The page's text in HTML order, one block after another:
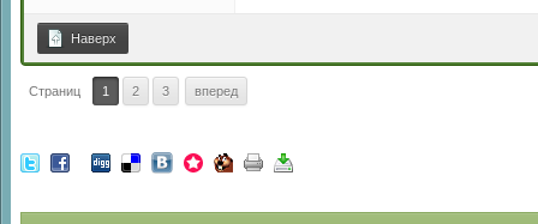
Наверх
Страниц 1 2 3 вперед